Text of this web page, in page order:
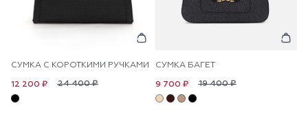
СУМКА С КОРОТКИМИ РУЧКАМИ
24 400 ₽
12 200 ₽
СУМКА БАГЕТ
19 400 ₽
9 700 ₽